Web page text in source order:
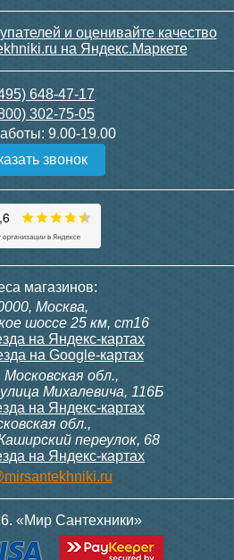
648-47-17
302-75-05
9.00-19.00
звонок
магазинов:
Москва,
шоссе 25 км, ст16
на Яндекс-картах
на Google-картах
Московская обл.,
Михалевича, 116Б
на Яндекс-картах
обл.,
переулок, 68
на Яндекс-картах
«Мир Сантехники»